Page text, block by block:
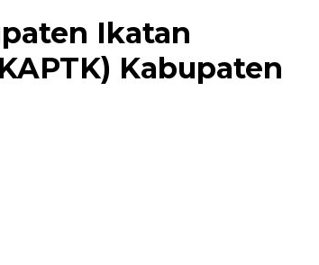
Ikatan
Kabupaten